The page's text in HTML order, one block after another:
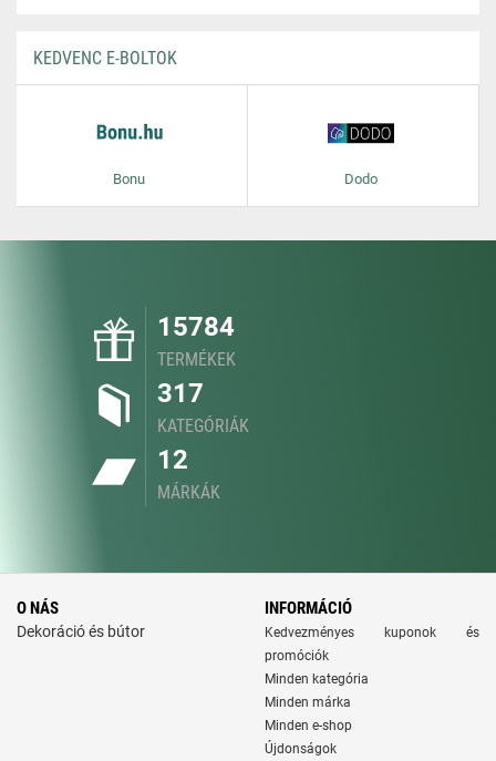
KEDVENC E-BOLTOK
Bonu Dodo
15784
TERMÉKEK
317
KATEGÓRIÁK
12
MÁRKÁK
O NÁS
Dekoráció és bútor
INFORMÁCIÓ
Kedvezményes kuponok és
promóciók
Minden kategória
Minden márka
Minden e-shop
Újdonságok